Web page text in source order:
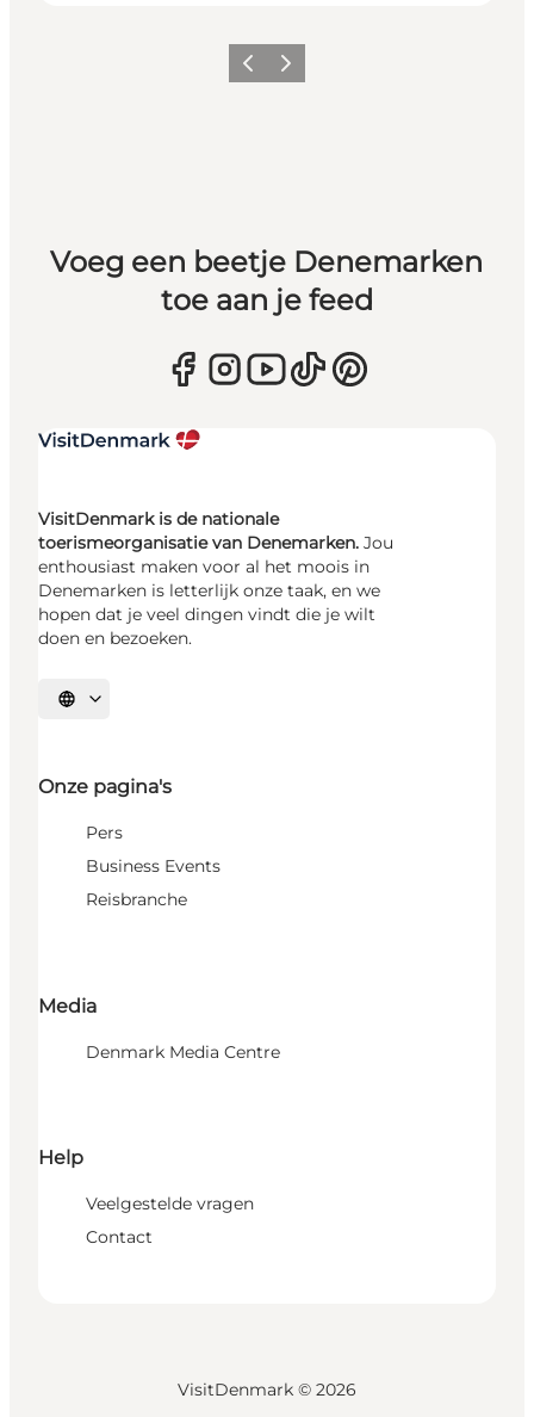
Vorige Volgende
Voeg een beetje Denemarken
toe aan je feed
VisitDenmark is de nationale
toerismeorganisatie van Denemarken. Jou
enthousiast maken voor al het moois in
Denemarken is letterlijk onze taak, en we
hopen dat je veel dingen vindt die je wilt
doen en bezoeken.
Selecteer taal
Onze pagina's
Pers
Business Events
Reisbranche
Media
Denmark Media Centre
Help
Veelgestelde vragen
Contact
VisitDenmark © 2026